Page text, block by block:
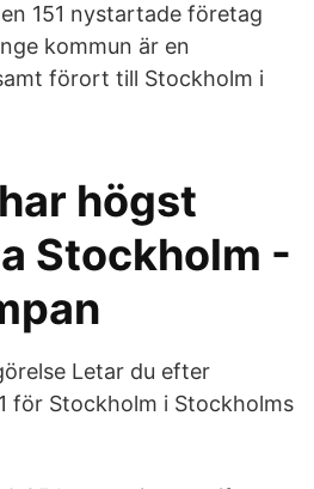
151 nystartade företag
kommun är en
förort till Stockholm i
högst
Stockholm -
Letar du efter
för Stockholm i Stockholms